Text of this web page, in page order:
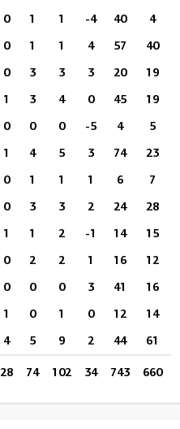
0 1 1 -4 40 4
0 1 1 4 57 40
0 3 3 3 20 19
1 3 4 0 45 19
0 0 0 -5 4 5
1 4 5 3 74 23
0 1 1 1 6 7
0 3 3 2 24 28
1 1 2 -1 14 15
0 2 2 1 16 12
0 0 0 3 41 16
1 0 1 0 12 14
4 5 9 2 44 61
28 74 102 34 743 660